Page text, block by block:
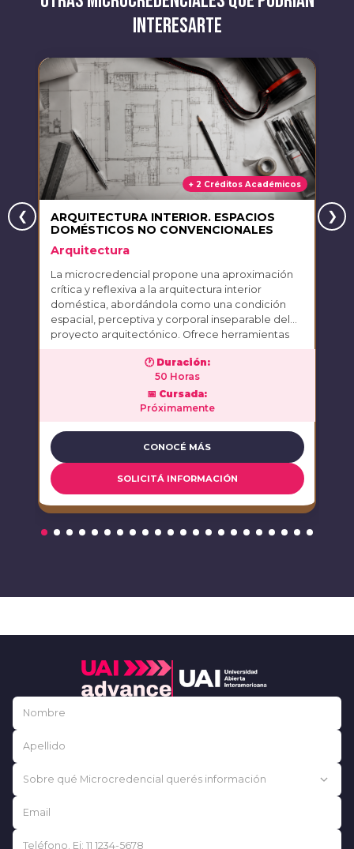
INTERESARTE
+ 2 Créditos Académicos
ARQUITECTURA INTERIOR. ESPACIOS
DOMÉSTICOS NO CONVENCIONALES
Arquitectura
La microcredencial propone una aproximación
crítica y reflexiva a la arquitectura interior
doméstica, abordándola como una condición
espacial, perceptiva y corporal inseparable del
proyecto arquitectónico. Ofrece herramientas
diseñar espacios de vivienda flexibles,
innovadores y no convencionales, acordes con
las nuevas formas de habitar, trabajar y convivir.
🕐 Duración:
50 Horas
📅 Cursada:
Próximamente
CONOCÉ MÁS
SOLICITÁ INFORMACIÓN